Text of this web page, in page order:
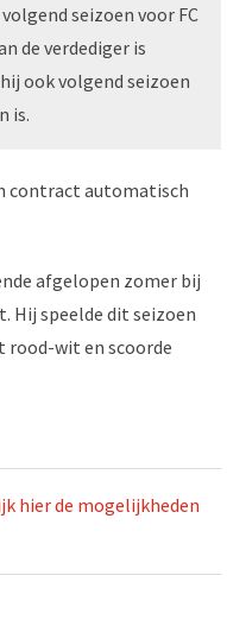
seizoen voor FC
de verdediger is
ook volgend seizoen
is.
contract automatisch
afgelopen zomer bij
Hij speelde dit seizoen
rood-wit en scoorde
hier de mogelijkheden